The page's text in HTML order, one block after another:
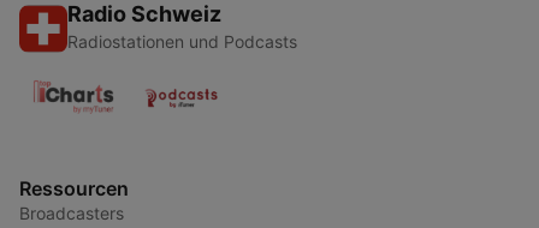
Radio Schweiz
Radiostationen und Podcasts
Ressourcen
Broadcasters